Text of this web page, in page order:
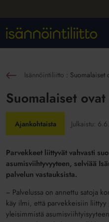
Isännöintiliitto : Suomalaiset
Suomalaiset
Ajankohtaista Julkaistu:
Parvekkeet liittyvät vahvasti
asumisviihtyvyyteen, selviää
palvelun vastauksista.
− Palvelussa on annettu satoja
käy ilmi, että parvekkeisiin
yleisimmistä